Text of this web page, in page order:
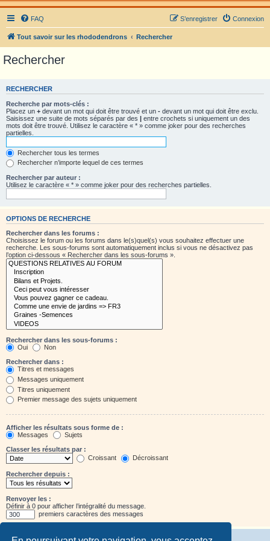
FAQ Connexion
S’enregistrer
Tout savoir sur les rhododendrons Rechercher
Rechercher
RECHERCHER
Recherche par mots-clés :
Placez un + devant un mot qui doit être trouvé et un - devant un mot qui doit être exclu.
Saisissez une suite de mots séparés par des | entre crochets si uniquement un des
mots doit être trouvé. Utilisez le caractère « * » comme joker pour des recherches
partielles.
Rechercher tous les termes
Rechercher n’importe lequel de ces termes
Rechercher par auteur :
Utilisez le caractère « * » comme joker pour des recherches partielles.
OPTIONS DE RECHERCHE
Rechercher dans les forums :
Choisissez le forum ou les forums dans le(s)quel(s) vous souhaitez effectuer une
recherche. Les sous-forums sont automatiquement inclus si vous ne désactivez pas
l’option ci-dessous « Rechercher dans les sous-forums ».
Rechercher dans les sous-forums :
Oui
Non
Rechercher dans :
Titres et messages
Messages uniquement
Titres uniquement
Premier message des sujets uniquement
Afficher les résultats sous forme de :
Messages
Sujets
Classer les résultats par :
Croissant
Décroissant
Rechercher depuis :
Renvoyer les :
Définir à 0 pour afficher l’intégralité du message.
premiers caractères des messages